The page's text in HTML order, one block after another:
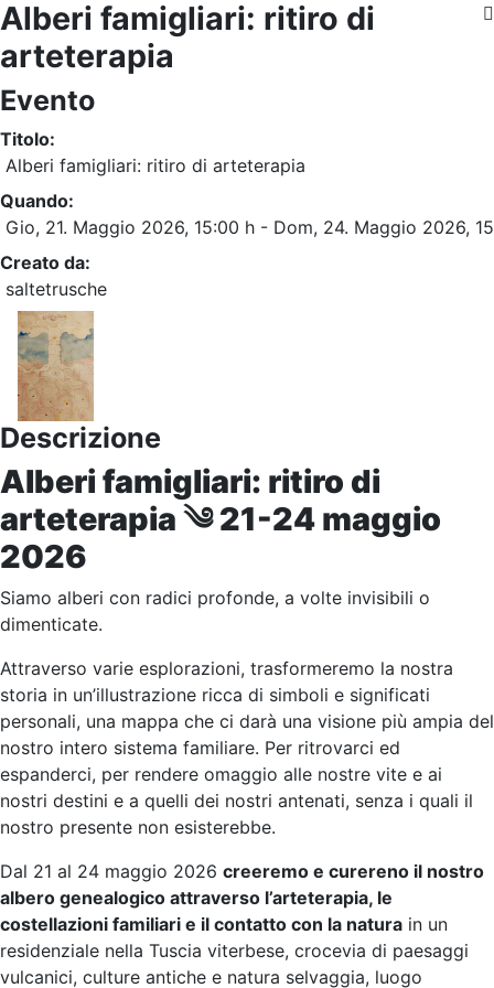
Alberi famigliari: ritiro di
arteterapia
Evento
Titolo:
Alberi famigliari: ritiro di arteterapia
Quando:
Gio, 21. Maggio 2026, 15:00 h - Dom, 24. Maggio 2026,
Creato da:
saltetrusche
Descrizione
Alberi famigliari: ritiro di
arteterapia ༄ 21-24 maggio
2026
Siamo alberi con radici profonde, a volte invisibili o
dimenticate.
Attraverso varie esplorazioni, trasformeremo la nostra
storia in un’illustrazione ricca di simboli e significati
personali, una mappa che ci darà una visione più ampia del
nostro intero sistema familiare. Per ritrovarci ed
espanderci, per rendere omaggio alle nostre vite e ai
nostri destini e a quelli dei nostri antenati, senza i quali il
nostro presente non esisterebbe.
Dal 21 al 24 maggio 2026 creeremo e curereno il nostro
albero genealogico attraverso l’arteterapia, le
costellazioni familiari e il contatto con la natura in un
residenziale nella Tuscia viterbese, crocevia di paesaggi
vulcanici, culture antiche e natura selvaggia, luogo